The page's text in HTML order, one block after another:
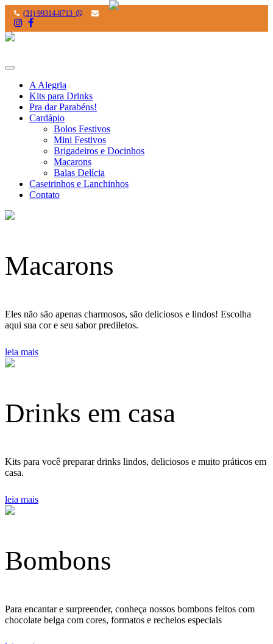
(31) 99314-8713
Toggle
navigationA Alegria
Kits para Drinks
Pra dar Parabéns!
Cardápio
Bolos Festivos
Mini Festivos
Brigadeiros e Docinhos
Macarons
Balas Delícia
Caseirinhos e Lanchinhos
Contato
Macarons
Eles não são apenas charmosos, são deliciosos e lindos! Escolha
aqui sua cor e seu sabor prediletos.
leia mais
Drinks em casa
Kits para você preparar drinks lindos, deliciosos e muito práticos em
casa.
leia mais
Bombons
Para encantar e surpreender, conheça nossos bombons feitos com
chocolate belga com cores, formatos e recheios especiais